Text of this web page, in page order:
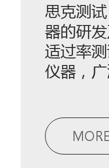
思克测
器的研
适过率
仪器，